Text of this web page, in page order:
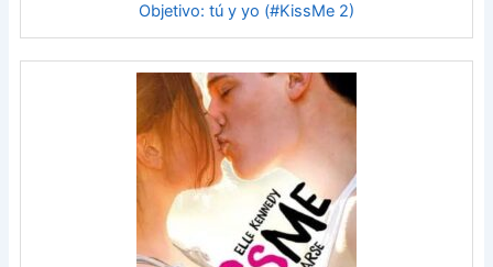
Objetivo: tú y yo (#KissMe 2)